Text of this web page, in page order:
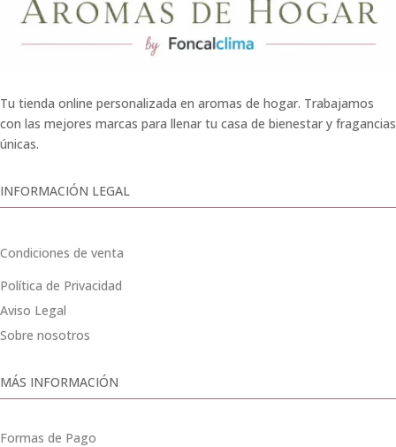
Tu tienda online personalizada en aromas de hogar. Trabajamos
con las mejores marcas para llenar tu casa de bienestar y fragancias
únicas.
INFORMACIÓN LEGAL
Condiciones de venta
Política de Privacidad
Aviso Legal
Sobre nosotros
MÁS INFORMACIÓN
Formas de Pago